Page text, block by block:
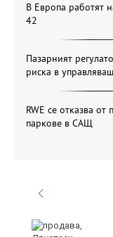
В Европа работят
42
Пазарният
риска в
RWE се отказва
паркове в САЩ